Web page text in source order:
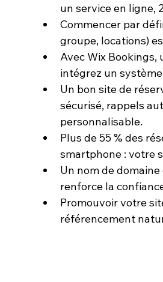
un service en ligne,
Commencer par
groupe, locations)
Avec Wix Bookings,
intégrez un
Un bon site de
sécurisé, rappels
personnalisable.
Plus de 55 % des
smartphone : votre
Un nom de
renforce la
Promouvoir votre
référencement